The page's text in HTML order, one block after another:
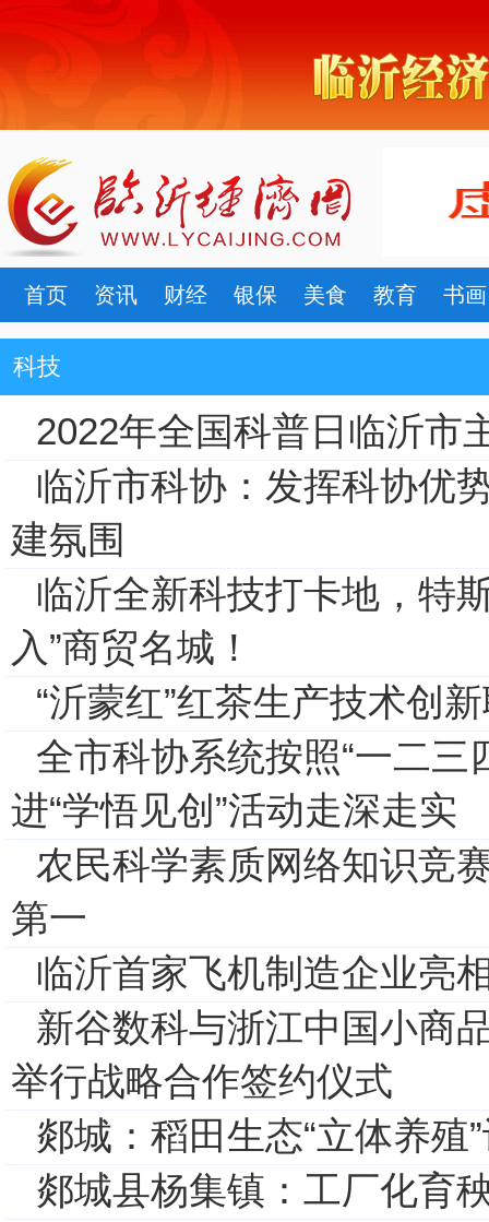
首页 资讯 财经 银保 美食 教育 书画
科技
2022年全国科普日临沂市
临沂市科协：发挥科协优
建氛围
临沂全新科技打卡地，特
入”商贸名城！
“沂蒙红”红茶生产技术创
全市科协系统按照“一二三
进“学悟见创”活动走深走实
农民科学素质网络知识竞
第一
临沂首家飞机制造企业亮
新谷数科与浙江中国小商
举行战略合作签约仪式
郯城：稻田生态“立体养殖
郯城县杨集镇：工厂化育